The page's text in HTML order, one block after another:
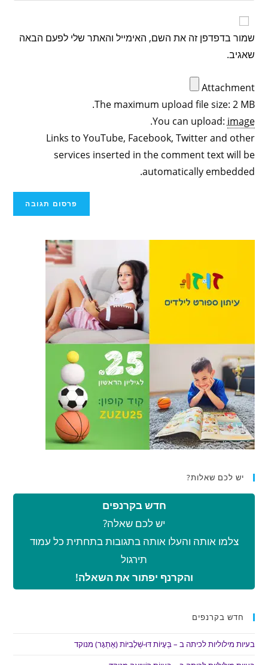
שמור בדפדפן זה את השם, האימייל והאתר שלי לפעם הבאה
שאגיב.
Attachment
The maximum upload file size: 2 MB.
You can upload: image
.
Links to YouTube, Facebook, Twitter and other
services inserted in the comment text will be
automatically embedded.
יש לכם שאלות?
חדש בקרנפים
יש לכם שאלה?
צלמו אותה והעלו אותה בתגובות בתחתית כל עמוד
תירגול
והקרנף יפתור את השאלה!
חדש בקרנפים
בעיות מילוליות לכיתה ב – בְּעָיוֹת דּוּ-שְׁלָבִיּוֹת (אֶתְגָּר) מנוקד